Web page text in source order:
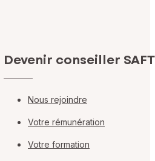
Devenir conseiller
Nous rejoindre
Votre rémunération
Votre formation